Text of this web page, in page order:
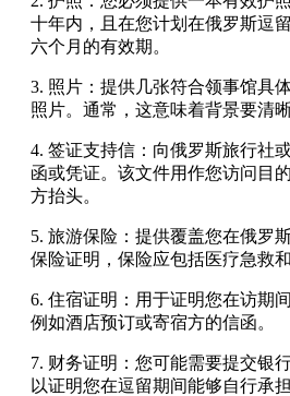
十年内，且在您计划在俄罗斯逗
六个月的有效期。
3. 照片：提供几张符合领事馆具
照片。通常，这意味着背景要清
4. 签证支持信：向俄罗斯旅行社
函或凭证。该文件用作您访问目
方抬头。
5. 旅游保险：提供覆盖您在俄罗
保险证明，保险应包括医疗急救和
6. 住宿证明：用于证明您在访期
例如酒店预订或寄宿方的信函。
7. 财务证明：您可能需要提交银
以证明您在逗留期间能够自行承